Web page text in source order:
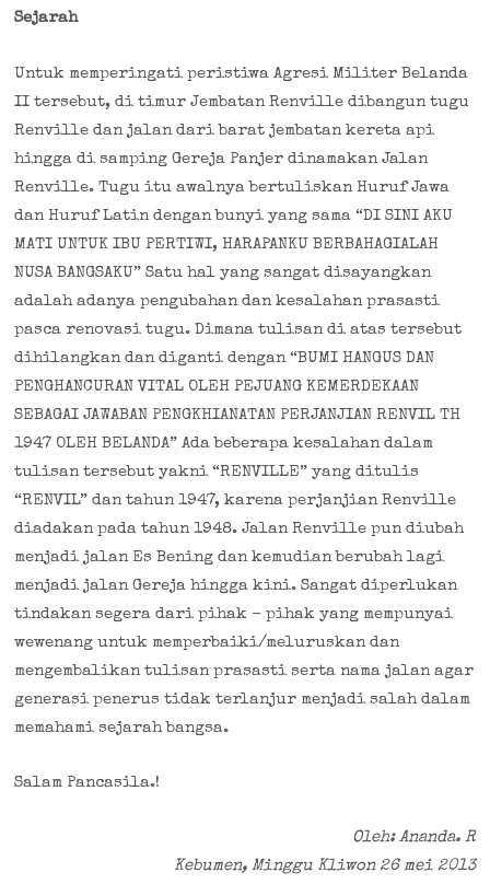
Sejarah
Untuk memperingati peristiwa Agresi Militer Belanda
II tersebut, di timur Jembatan Renville dibangun tugu
Renville dan jalan dari barat jembatan kereta api
hingga di samping Gereja Panjer dinamakan Jalan
Renville. Tugu itu awalnya bertuliskan Huruf Jawa
dan Huruf Latin dengan bunyi yang sama “DI SINI AKU
MATI UNTUK IBU PERTIWI, HARAPANKU BERBAHAGIALAH
NUSA BANGSAKU” Satu hal yang sangat disayangkan
adalah adanya pengubahan dan kesalahan prasasti
pasca renovasi tugu. Dimana tulisan di atas tersebut
dihilangkan dan diganti dengan “BUMI HANGUS DAN
PENGHANCURAN VITAL OLEH PEJUANG KEMERDEKAAN
SEBAGAI JAWABAN PENGKHIANATAN PERJANJIAN RENVIL TH
1947 OLEH BELANDA” Ada beberapa kesalahan dalam
tulisan tersebut yakni “RENVILLE” yang ditulis
“RENVIL” dan tahun 1947, karena perjanjian Renville
diadakan pada tahun 1948. Jalan Renville pun diubah
menjadi jalan Es Bening dan kemudian berubah lagi
menjadi jalan Gereja hingga kini. Sangat diperlukan
tindakan segera dari pihak – pihak yang mempunyai
wewenang untuk memperbaiki/meluruskan dan
mengembalikan tulisan prasasti serta nama jalan agar
generasi penerus tidak terlanjur menjadi salah dalam
memahami sejarah bangsa.
Salam Pancasila.!
Oleh: Ananda. R
Kebumen, Minggu Kliwon 26 mei 2013